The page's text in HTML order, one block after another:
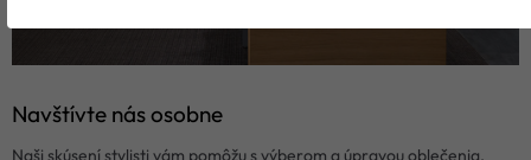
Navštívte nás osobne